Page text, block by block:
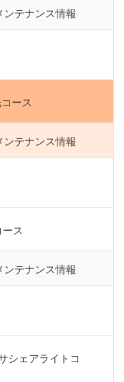
ンテナンス情報
ース
ンテナンス情報
ス
ンテナンス情報
シェアライトコ